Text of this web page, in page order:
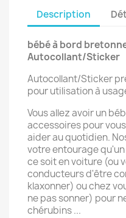
Description
bébé à bord
Autocollant/Sticker
Autocollant/Sticker
pour utilisation à
Vous allez avoir un
accessoires pour
aider au quotidien.
votre entourage
ce soit en voiture (ou
conducteurs d'être
klaxonner) ou chez
ne pas sonner) pour
chérubins ...